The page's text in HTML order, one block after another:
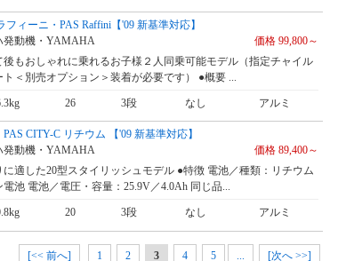
フィーニ・PAS Raffini【'09 新基準対応】
発動機・YAMAHA
価格 99,800～
後もおしゃれに乗れるお子様２人同乗可能モデル（指定チャイル
ト＜別売オプション＞装着が必要です） ●概要 ...
26 3段 なし アルミ
CITY-C リチウム 【'09 新基準対応】
発動機・YAMAHA
価格 89,400～
に適した20型スタイリッシュモデル ●特徴 電池／種類：リチウム
電池 電池／電圧・容量：25.9V／4.0Ah 同じ品...
20 3段 なし アルミ
[<< 前へ] 1 2 3 4 5 [次へ >>]